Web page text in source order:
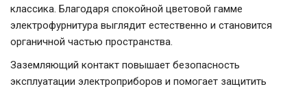
классика. Благодаря спокойной цветовой гамме
электрофурнитура выглядит естественно и становится
органичной частью пространства.
Заземляющий контакт повышает безопасность
эксплуатации электроприборов и помогает защитить